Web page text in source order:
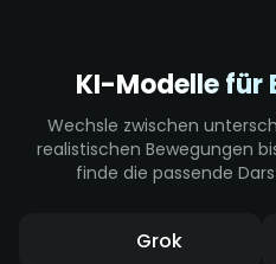
KI-Modelle
Wechsle zwischen
realistischen Bewegungen
finde die passende
Grok